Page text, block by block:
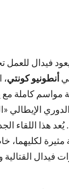
يعود فيدال للعمل
أنطونيو كونتي
مواسم كاملة
الإيطالي
يُعد هذا اللقاء
لكليهما،
فيدال القتالية